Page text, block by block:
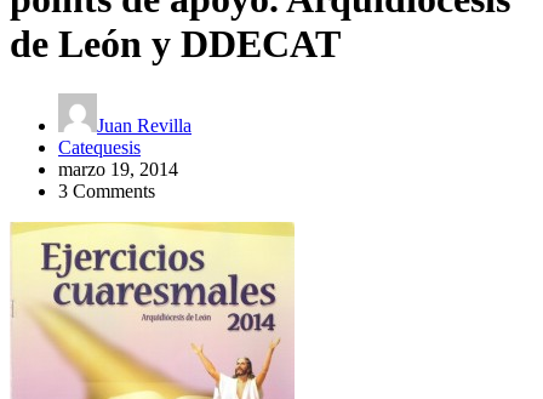
de León y DDECAT
Juan Revilla
Catequesis
marzo 19, 2014
3 Comments